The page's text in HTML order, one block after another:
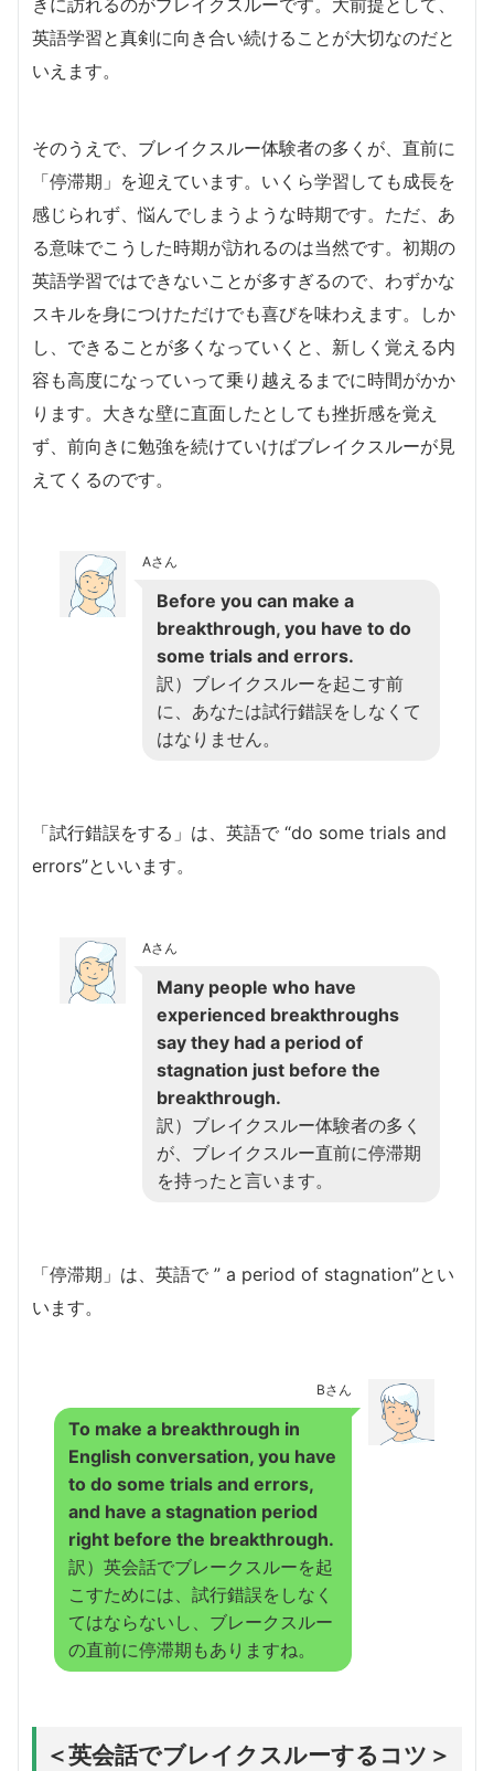
きに訪れるのがブレイクスルーです。大前提として、
英語学習と真剣に向き合い続けることが大切なのだと
いえます。
そのうえで、ブレイクスルー体験者の多くが、直前に
「停滞期」を迎えています。いくら学習しても成長を
感じられず、悩んでしまうような時期です。ただ、あ
る意味でこうした時期が訪れるのは当然です。初期の
英語学習ではできないことが多すぎるので、わずかな
スキルを身につけただけでも喜びを味わえます。しか
し、できることが多くなっていくと、新しく覚える内
容も高度になっていって乗り越えるまでに時間がかか
ります。大きな壁に直面したとしても挫折感を覚え
ず、前向きに勉強を続けていけばブレイクスルーが見
えてくるのです。
Aさん
Before you can make a
breakthrough, you have to do
some trials and errors.
訳）ブレイクスルーを起こす前
に、あなたは試行錯誤をしなくて
はなりません。
「試行錯誤をする」は、英語で “do some trials and
errors”といいます。
Aさん
Many people who have
experienced breakthroughs
say they had a period of
stagnation just before the
breakthrough.
訳）ブレイクスルー体験者の多く
が、ブレイクスルー直前に停滞期
を持ったと言います。
「停滞期」は、英語で ” a period of stagnation”とい
います。
Bさん
To make a breakthrough in
English conversation, you have
to do some trials and errors,
and have a stagnation period
right before the breakthrough.
訳）英会話でブレークスルーを起
こすためには、試行錯誤をしなく
てはならないし、ブレークスルー
の直前に停滞期もありますね。
＜英会話でブレイクスルーするコツ＞